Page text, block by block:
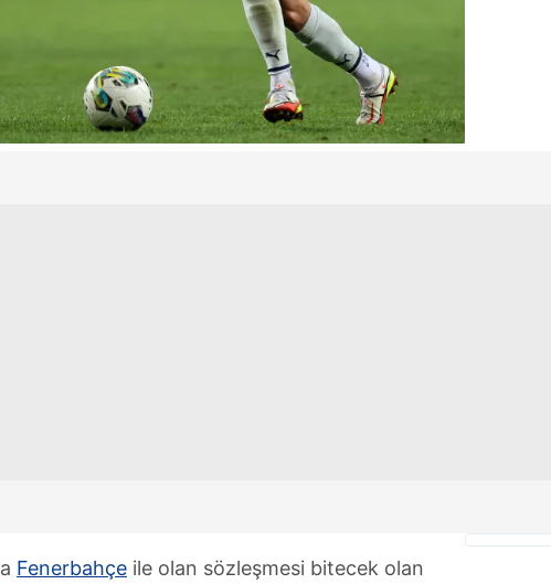
kullanılan çerezlerle ilgili bilgi almak için lütfen
Fenerbahçe ile olan sözleşmesi bitecek olan